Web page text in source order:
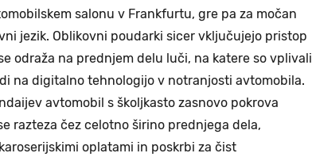
salonu v Frankfurtu, gre pa za močan
jezik. Oblikovni poudarki sicer vključujejo pristop
odraža na prednjem delu luči, na katere so vplivali
na digitalno tehnologijo v notranjosti avtomobila.
avtomobil s školjkasto zasnovo pokrova
razteza čez celotno širino prednjega dela,
oplatami in poskrbi za čist